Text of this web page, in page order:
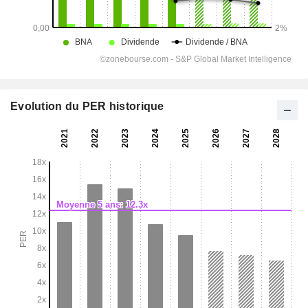
Evolution du PER historique